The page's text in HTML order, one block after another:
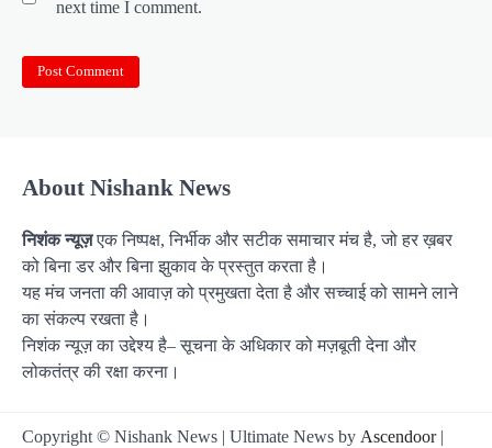
next time I comment.
About Nishank News
निशंक न्यूज़एक निष्पक्ष, निर्भीक और सटीक समाचार मंच है, जो हर ख़बर
को बिना डर और बिना झुकाव के प्रस्तुत करता है।
यह मंच जनता की आवाज़ को प्रमुखता देता है और सच्चाई को सामने लाने
का संकल्प रखता है।
निशंक न्यूज़ का उद्देश्य है– सूचना के अधिकार को मज़बूती देना और
लोकतंत्र की रक्षा करना।
Copyright © Nishank News | Ultimate News by Ascendoor|